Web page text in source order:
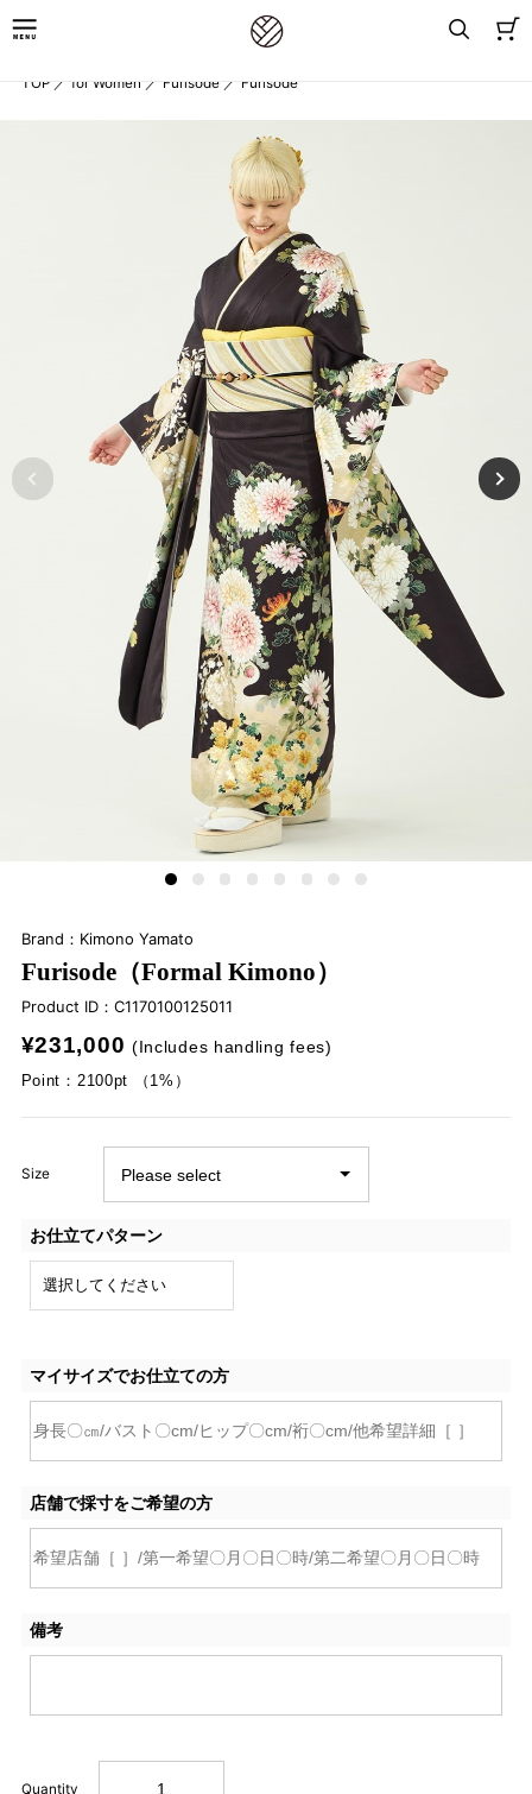
TOP ／ for Women ／ Furisode ／ Furisode
Brand：Kimono Yamato
Furisode（Formal Kimono）
Product ID： C1170100125011
¥231,000 (Includes handling fees)
Point：2100pt （1%）
Size
お仕立てパターン
マイサイズでお仕立ての方
店舗で採寸をご希望の方
備考
Quantity